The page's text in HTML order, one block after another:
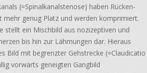
(=Spinal­kanal­stenose) haben Rücken­
mehr genug Platz und werden kompri­miert.
stellt ein Mischbild aus nozi­zeptiven und
bis hin zur Lähmungen dar. Hieraus
Bild mit begrenz­ter Gehstrecke (=Claudicatio
vorwärts geneig­ten Gangbild